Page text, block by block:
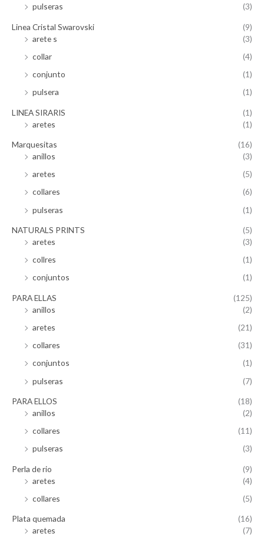
pulseras (3)
Linea Cristal Swarovski
(9)
arete s
(3)
collar
(4)
conjunto
(1)
pulsera
(1)
LINEA SIRARIS
(1)
aretes
(1)
Marquesitas
(16)
anillos
(3)
aretes
(5)
collares
(6)
pulseras
(1)
NATURALS PRINTS
(5)
aretes
(3)
collres
(1)
conjuntos
(1)
PARA ELLAS
(125)
anillos
(2)
aretes
(21)
collares
(31)
conjuntos
(1)
pulseras
(7)
PARA ELLOS
(18)
anillos
(2)
collares
(11)
pulseras
(3)
Perla de rio
(9)
aretes
(4)
collares
(5)
Plata quemada
(16)
aretes
(7)